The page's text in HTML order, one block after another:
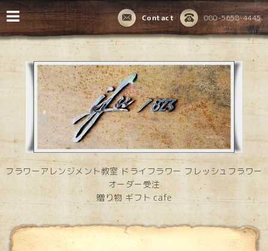
080-5658-4445
Contact
フラワーアレンジメント教室 ドライフラワー フレッシュフラワー
オーダー受注
贈り物 ギフト cafe